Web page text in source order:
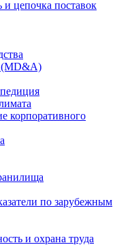
и цепочка поставок
(MD&A)
корпоративного
по зарубежным
и охрана труда